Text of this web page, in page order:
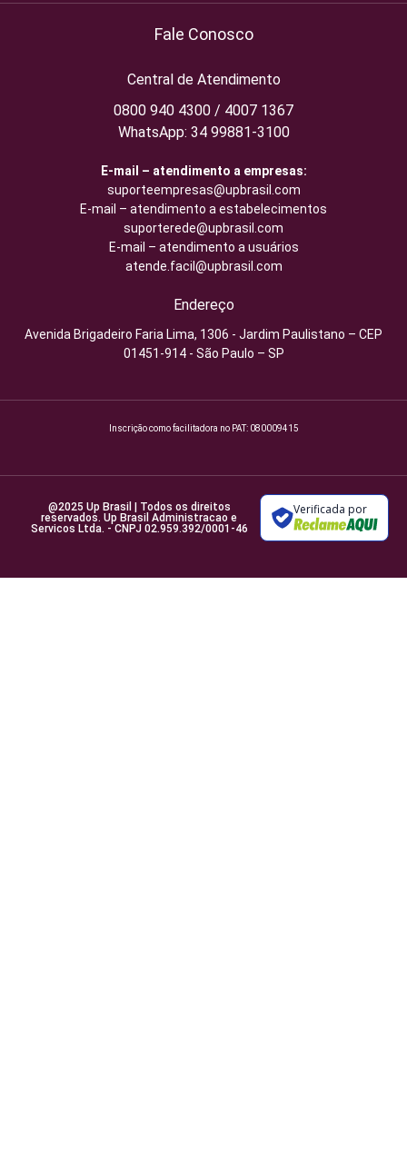
Fale Conosco
Central de Atendimento
0800 940 4300 / 4007 1367
WhatsApp: 34 99881-3100
E-mail – atendimento a empresas:
suporteempresas@upbrasil.com
E-mail – atendimento a estabelecimentos
suporterede@upbrasil.com
E-mail – atendimento a usuários
atende.facil@upbrasil.com
Endereço
Avenida Brigadeiro Faria Lima, 1306 - Jardim Paulistano – CEP
01451-914 - São Paulo – SP
Inscrição como facilitadora no PAT: 080009415
@2025 Up Brasil | Todos os direitos
reservados. Up Brasil Administracao e
Servicos Ltda. - CNPJ 02.959.392/0001-46
Verificada por